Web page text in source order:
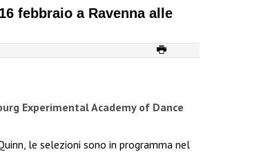
febbraio a Ravenna alle
Experimental Academy of Dance
le selezioni sono in programma nel